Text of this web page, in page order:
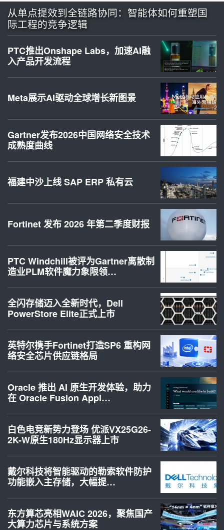
从单点提效到全链路协同：智能体如何重塑国
际工程的竞争逻辑
PTC推出Onshape Labs，加速AI融
入产品开发流程
Meta展示AI驱动全球增长新图景
Gartner发布2026中国网络安全技术
成熟度曲线
福建中沙上线 SAP ERP 私有云
Fortinet 发布 2026 年第二季度财报
PTC Windchill被评为Gartner离散制
造业PLM软件魔力象限领…
全闪存储迈入全新时代，Dell
PowerStore Elite正式上市
英特尔携手Fortinet打造SP6 重构网
络安全芯片供应链格局
Oracle 推出 AI 原生开发体验，助力
在 Oracle Fusion Appl…
白色电竞新势力登场 优派VX25G26-
2K-W原生180Hz显示器上市
戴尔科技将智能驱动的勒索软件防护
功能嵌入主存储，大幅提…
东方算芯亮相WAIC 2026，聚焦国产
大算力芯片与系统方案